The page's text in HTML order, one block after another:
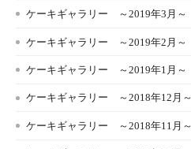
ケーキギャラリー ～2019年3月～
ケーキギャラリー ～2019年2月～
ケーキギャラリー ～2019年1月～
ケーキギャラリー ～2018年12月～
ケーキギャラリー ～2018年11月～